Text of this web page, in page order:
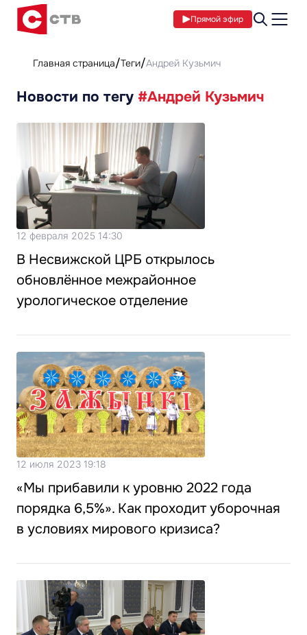
Прямой эфир
Главная страница Теги Андрей Кузьмич
Новости по тегу #Андрей Кузьмич
12 февраля 2025 14:30
В Несвижской ЦРБ открылось
обновлённое межрайонное
урологическое отделение
12 июля 2023 19:18
«Мы прибавили к уровню 2022 года
порядка 6,5%». Как проходит уборочная
в условиях мирового кризиса?